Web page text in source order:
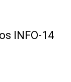
INFO-14